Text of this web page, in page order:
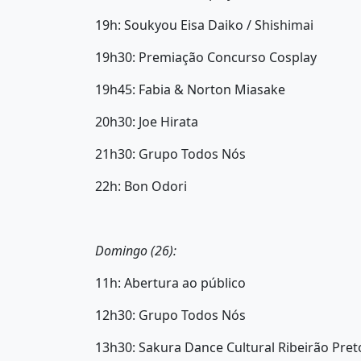
19h: Soukyou Eisa Daiko / Shishimai
19h30: Premiação Concurso Cosplay
19h45: Fabia & Norton Miasake
20h30: Joe Hirata
21h30: Grupo Todos Nós
22h: Bon Odori
Domingo (26):
11h: Abertura ao público
12h30: Grupo Todos Nós
13h30: Sakura Dance Cultural Ribeirão